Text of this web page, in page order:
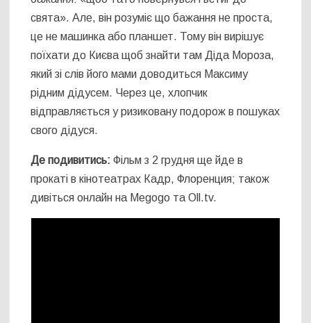
свята». Але, він розуміє що бажання не проста,
це не машинка або планшет. Тому він вирішує
поїхати до Києва щоб знайти там Діда Мороза,
який зі слів його мами доводиться Максиму
рідним дідусем. Через це, хлопчик
відправляється у ризиковану подорож в пошуках
свого дідуся.
Де подивитись:Фільм з 2 грудня ще йде в
прокаті в кінотеатрах Кадр, Флоренция; також
дивіться онлайн на Megogo та Oll.tv.